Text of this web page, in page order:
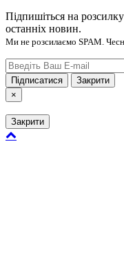
Підпишіться на
останніх новин.
Ми не розсилаємо SPAM.
Підписатися
Закрити
×
Закрити